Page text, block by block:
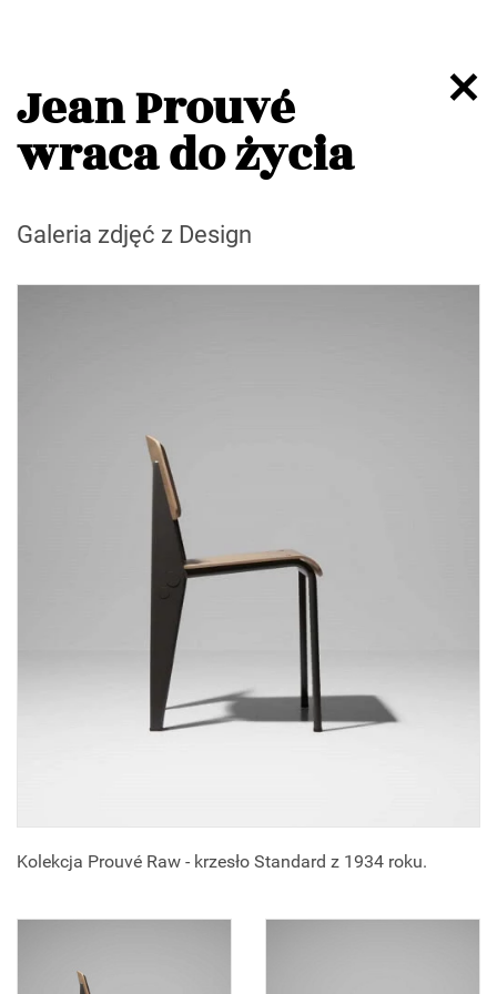
Jean Prouvé
wraca do życia
Galeria zdjęć z Design
Kolekcja Prouvé Raw - krzesło Standard z 1934 roku.